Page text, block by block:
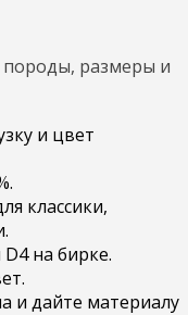
породы, размеры и
и цвет
классики,
на бирке.
и дайте материалу